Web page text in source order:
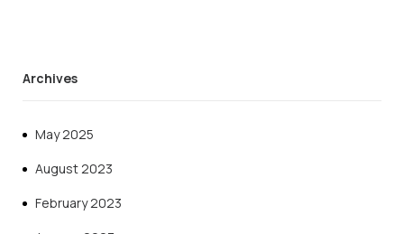
Archives
May 2025
August 2023
February 2023